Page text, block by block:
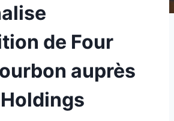
de Four
auprès